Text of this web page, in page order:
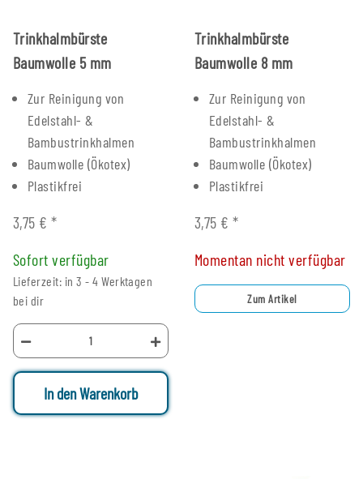
Trinkhalmbürste
Baumwolle 5 mm
Zur Reinigung von
Edelstahl- &
Bambustrinkhalmen
Baumwolle (Ökotex)
Plastikfrei
3,75 €*
Sofort verfügbar
Lieferzeit: in 3 - 4 Werktagen
bei dir
In den Warenkorb
Trinkhalmbürste
Baumwolle 8 mm
Zur Reinigung von
Edelstahl- &
Bambustrinkhalmen
Baumwolle (Ökotex)
Plastikfrei
3,75 €*
Momentan nicht verfügbar
Zum Artikel